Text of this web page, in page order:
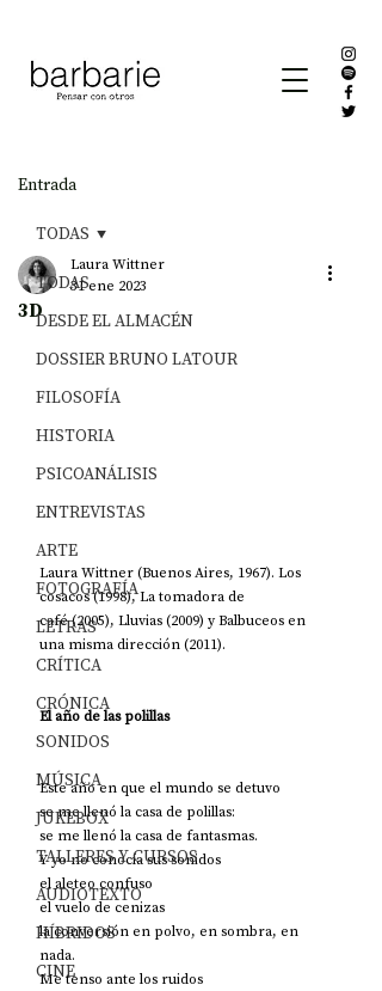
Entrada
TODAS
DESDE EL ALMACÉN
DOSSIER BRUNO LATOUR
FILOSOFÍA
HISTORIA
PSICOANÁLISIS
ENTREVISTAS
ARTE
FOTOGRAFÍA
LETRAS
CRÍTICA
CRÓNICA
SONIDOS
MÚSICA
JUKEBOX
TALLERES Y CURSOS
AUDIOTEXTO
HÍBRIDOS
CINE
TODAS
3D
Laura Wittner
31 ene 2023
Laura Wittner (Buenos Aires, 1967). Los
cosacos (1998), La tomadora de
café (2005), Lluvias (2009) y Balbuceos en
una misma dirección (2011).
El año de las polillas
Este año en que el mundo se detuvo
se me llenó la casa de polillas:
se me llenó la casa de fantasmas.
Y yo no conocía sus sonidos
el aleteo confuso
el vuelo de cenizas
la conversión en polvo, en sombra, en
nada.
Me tenso ante los ruidos